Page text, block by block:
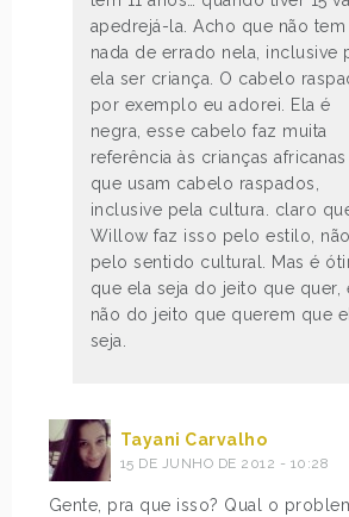
apedrejá-la. Acho que não tem
nada de errado nela, inclusive
ela ser criança. O cabelo
por exemplo eu adorei. Ela é
negra, esse cabelo faz muita
referência às crianças africanas
que usam cabelo raspados,
inclusive pela cultura. claro
Willow faz isso pelo estilo, não
pelo sentido cultural. Mas é
que ela seja do jeito que quer,
não do jeito que querem que
seja.
Tayani Carvalho
15 DE JUNHO DE 2012 - 10:28
Gente, pra que isso? Qual o